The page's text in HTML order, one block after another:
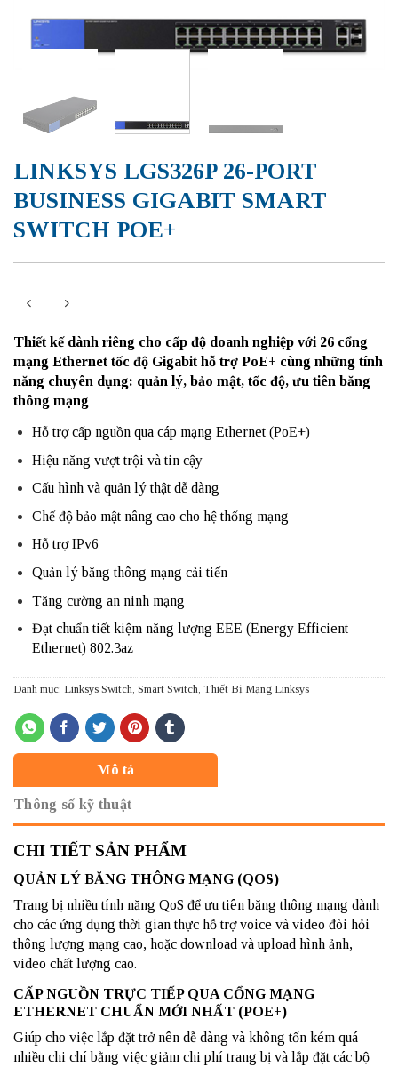
LINKSYS LGS326P 26-PORT
BUSINESS GIGABIT SMART
SWITCH POE+
Thiết kế dành riêng cho cấp độ doanh nghiệp với 26 cổng
mạng Ethernet tốc độ Gigabit hỗ trợ PoE+ cùng những tính
năng chuyên dụng: quản lý, bảo mật, tốc độ, ưu tiên băng
thông mạng
Hỗ trợ cấp nguồn qua cáp mạng Ethernet (PoE+)
Hiệu năng vượt trội và tin cậy
Cấu hình và quản lý thật dễ dàng
Chế độ bảo mật nâng cao cho hệ thống mạng
Hỗ trợ IPv6
Quản lý băng thông mạng cải tiến
Tăng cường an ninh mạng
Đạt chuẩn tiết kiệm năng lượng EEE (Energy Efficient
Ethernet) 802.3az
Danh mục: Linksys Switch, Smart Switch, Thiết Bị Mạng Linksys
Mô tả
Thông số kỹ thuật
CHI TIẾT SẢN PHẨM
QUẢN LÝ BĂNG THÔNG MẠNG (QOS)
Trang bị nhiều tính năng QoS để ưu tiên băng thông mạng dành
cho các ứng dụng thời gian thực hỗ trợ voice và video đòi hỏi
thông lượng mạng cao, hoặc download và upload hình ảnh,
video chất lượng cao.
CẤP NGUỒN TRỰC TIẾP QUA CỔNG MẠNG
ETHERNET CHUẨN MỚI NHẤT (POE+)
Giúp cho việc lắp đặt trở nên dễ dàng và không tốn kém quá
nhiều chi chí bằng việc giảm chi phí trang bị và lắp đặt các bộ